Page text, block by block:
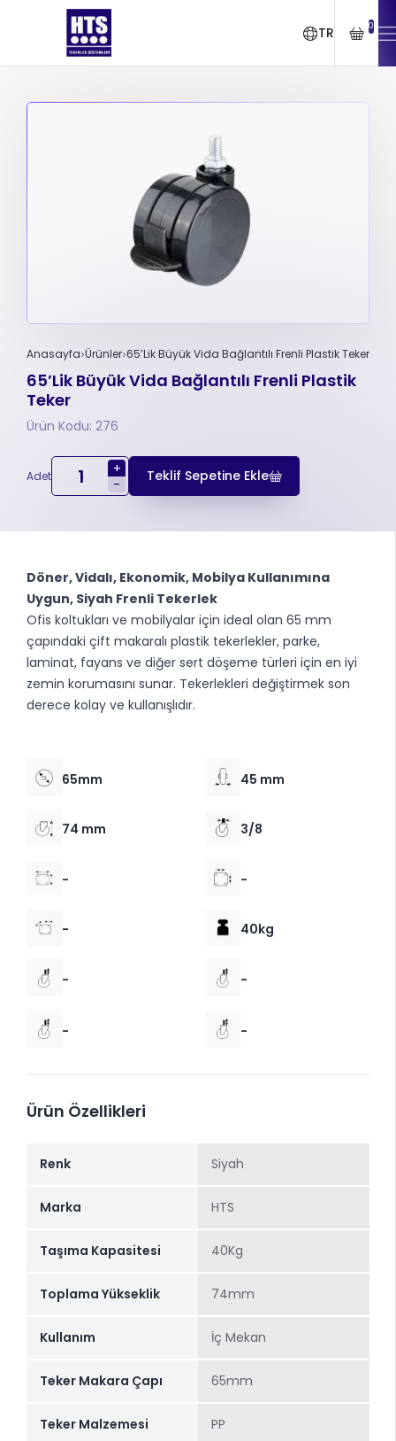
TR 0
Anasayfa Ürünler 65’Lik Büyük Vida Bağlantılı Frenli Plastik Teker
65’Lik Büyük Vida Bağlantılı Frenli Plastik
Teker
Ürün Kodu: 276
Adet
+
-
Teklif Sepetine Ekle
Döner, Vidalı, Ekonomik, Mobilya Kullanımına
Uygun, Siyah Frenli Tekerlek
Ofis koltukları ve mobilyalar için ideal olan 65 mm
çapındaki çift makaralı plastik tekerlekler, parke,
laminat, fayans ve diğer sert döşeme türleri için en iyi
zemin korumasını sunar. Tekerlekleri değiştirmek son
derece kolay ve kullanışlıdır.
65mm 45 mm
74 mm 3/8
- -
- 40kg
- -
- -
Ürün Özellikleri
Renk Siyah
Marka HTS
Taşıma Kapasitesi 40Kg
Toplama Yükseklik 74mm
Kullanım İç Mekan
Teker Makara Çapı 65mm
Teker Malzemesi PP